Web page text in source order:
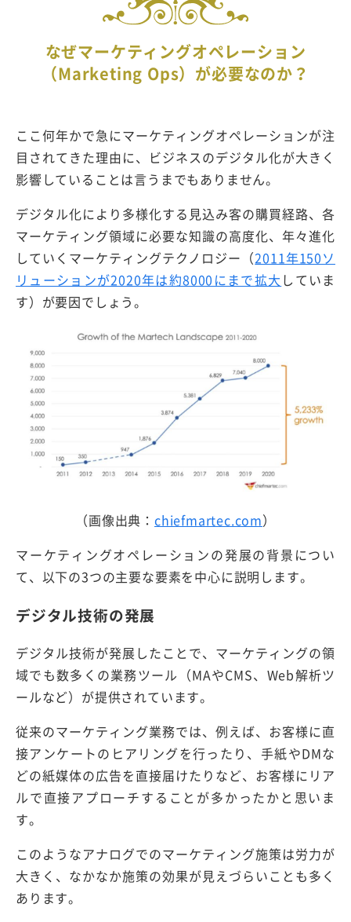
なぜマーケティングオペレーション
（Marketing Ops）が必要なのか？
ここ何年かで急にマーケティングオペレーションが注
目されてきた理由に、ビジネスのデジタル化が大きく
影響していることは言うまでもありません。
デジタル化により多様化する見込み客の購買経路、各
マーケティング領域に必要な知識の高度化、年々進化
していくマーケティングテクノロジー（2011年150ソ
リューションが2020年は約8000にまで拡大 していま
す）が要因でしょう。
（画像出典： chiefmartec.com）
マーケティングオペレーションの発展の背景につい
て、以下の3つの主要な要素を中心に説明します。
デジタル技術の発展
デジタル技術が発展したことで、マーケティングの領
域でも数多くの業務ツール（MAやCMS、Web解析ツ
ールなど）が提供されています。
従来のマーケティング業務では、例えば、お客様に直
接アンケートのヒアリングを行ったり、手紙やDMな
どの紙媒体の広告を直接届けたりなど、お客様にリア
ルで直接アプローチすることが多かったかと思いま
す。
このようなアナログでのマーケティング施策は労力が
大きく、なかなか施策の効果が見えづらいことも多く
あります。